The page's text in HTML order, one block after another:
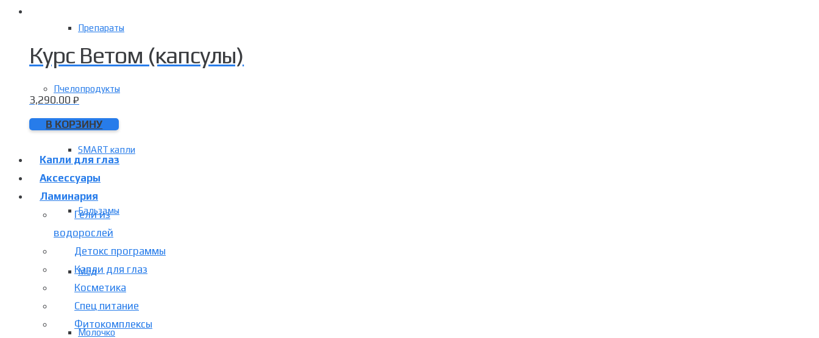
Препараты
Пчелопродукты
SMART капли
Бальзамы
Мёд
Молочко
Курс Ветом (капсулы)
3,290.00 ₽
В КОРЗИНУ
Капли для глаз
Аксессуары
Ламинария
Гели из
водорослей
Детокс программы
Капли для глаз
Косметика
Спец питание
Фитокомплексы